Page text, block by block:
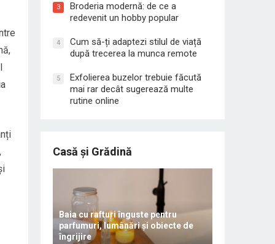
3
Broderia modernă: de ce a
redevenit un hobby popular
4
Cum să-ți adaptezi stilul de viață
după trecerea la munca remote
5
Exfolierea buzelor trebuie făcută
mai rar decât sugerează multe
rutine online
Casă și Grădină
Baia cu rafturi înguste pentru
parfumuri, lumânări și obiecte de
îngrijire